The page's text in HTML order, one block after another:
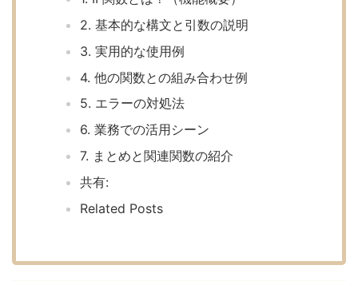
2. 基本的な構文と引数の説明
3. 実用的な使用例
4. 他の関数との組み合わせ例
5. エラーの対処法
6. 業務での活用シーン
7. まとめと関連関数の紹介
共有:
Related Posts